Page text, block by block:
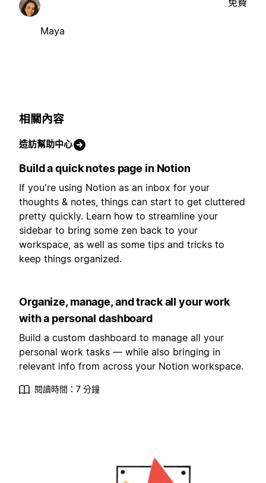
Maya
相關內容
造訪幫助中心
Build a quick notes page in Notion
If you're using Notion as an inbox for your
thoughts & notes, things can start to get cluttered
pretty quickly. Learn how to streamline your
sidebar to bring some zen back to your
workspace, as well as some tips and tricks to
keep things organized.
Organize, manage, and track all your work
with a personal dashboard
Build a custom dashboard to manage all your
personal work tasks — while also bringing in
relevant info from across your Notion workspace.
閱讀時間：7 分鐘